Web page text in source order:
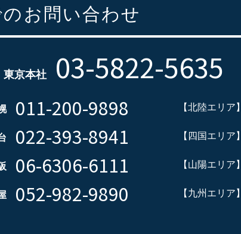
お問い合わせ
東京本社 03-5822-5635
011-200-9898
022-393-8941
06-6306-6111
052-982-9890
【北陸エリア】
【四国エリア】
【山陽エリア】
【九州エリア】